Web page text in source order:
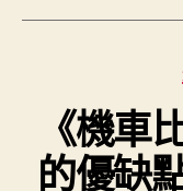
《機車
的優缺